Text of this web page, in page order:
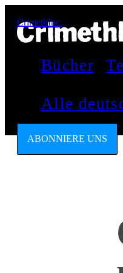
CrimethInc.
Bücher
Alle
ABONNIERE UNS